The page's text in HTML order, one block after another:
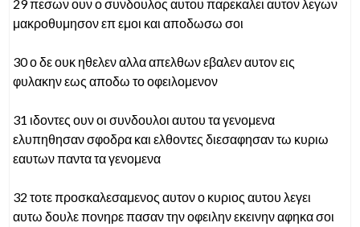
29 πεσων ουν ο συνδουλος αυτου παρεκαλει αυτον λεγων
μακροθυμησον επ εμοι και αποδωσω σοι
30 ο δε ουκ ηθελεν αλλα απελθων εβαλεν αυτον εις
φυλακην εως αποδω το οφειλομενον
31 ιδοντες ουν οι συνδουλοι αυτου τα γενομενα
ελυπηθησαν σφοδρα και ελθοντες διεσαφησαν τω κυριω
εαυτων παντα τα γενομενα
32 τοτε προσκαλεσαμενος αυτον ο κυριος αυτου λεγει
αυτω δουλε πονηρε πασαν την οφειλην εκεινην αφηκα σοι